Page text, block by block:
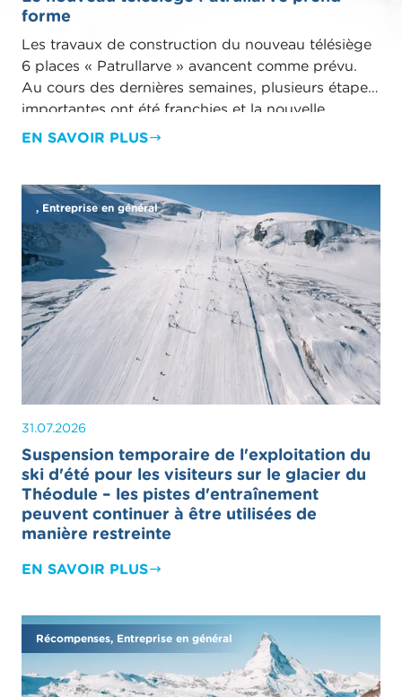
forme
Les travaux de construction du nouveau télésiège
6 places « Patrullarve » avancent comme prévu.
Au cours des dernières semaines, plusieurs étapes
importantes ont été franchies et la nouvelle
installation commence à prendre forme sur le
EN SAVOIR PLUS
, Entreprise en général
31.07.2026
Suspension temporaire de l'exploitation du
ski d'été pour les visiteurs sur le glacier du
Théodule – les pistes d'entraînement
peuvent continuer à être utilisées de
manière restreinte
EN SAVOIR PLUS
Récompenses, Entreprise en général